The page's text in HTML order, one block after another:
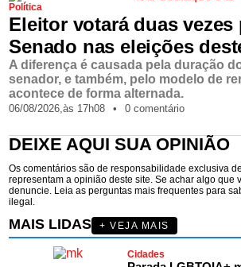
Política
Eleitor votará duas vezes
Senado nas eleições
A diferença é causada pela duração
senador, e também, pelo modelo de
acontece de forma alternada.
06/08/2026,às 17h08 • 0 comentário
DEIXE AQUI SUA OPINIÃO
Os comentários são de responsabilidade exclusiva
representam a opinião deste site. Se achar algo que
denuncie. Leia as perguntas mais frequentes para
ilegal.
MAIS LIDAS + VEJA MAIS
Cidades